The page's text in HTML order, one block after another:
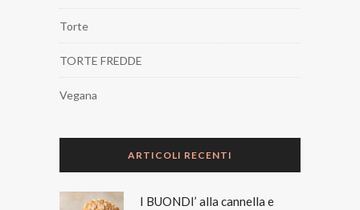
Torte
TORTE FREDDE
Vegana
ARTICOLI RECENTI
I BUONDI’ alla cannella e